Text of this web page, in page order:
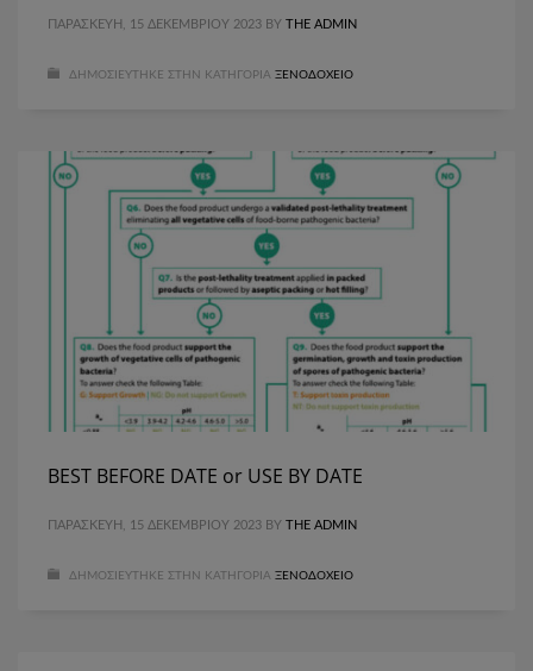
ΠΑΡΑΣΚΕΥΉ, 15 ΔΕΚΕΜΒΡΊΟΥ 2023 BY THE ADMIN
ΔΗΜΟΣΙΕΎΤΗΚΕ ΣΤΗΝ ΚΑΤΗΓΟΡΊΑ ΞΕΝΟΔΟΧΕΊΟ
BEST BEFORE DATE or USE BY DATE
ΠΑΡΑΣΚΕΥΉ, 15 ΔΕΚΕΜΒΡΊΟΥ 2023 BY THE ADMIN
ΔΗΜΟΣΙΕΎΤΗΚΕ ΣΤΗΝ ΚΑΤΗΓΟΡΊΑ ΞΕΝΟΔΟΧΕΊΟ